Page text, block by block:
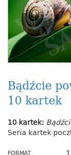
Bądźcie
10 kartek
10 kartek:
Seria kartek
FORMAT